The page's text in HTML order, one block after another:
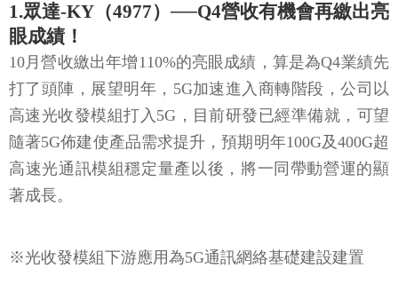
1.眾達-KY（4977）──Q4營收有機會再繳出亮
眼成績！
10月營收繳出年增110%的亮眼成績，算是為Q4業績先
打了頭陣，展望明年，5G加速進入商轉階段，公司以
高速光收發模組打入5G，目前研發已經準備就，可望
隨著5G佈建使產品需求提升，預期明年100G及400G超
高速光通訊模組穩定量產以後，將一同帶動營運的顯
著成長。
※光收發模組下游應用為5G通訊網絡基礎建設建置